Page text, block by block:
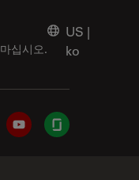
십시오.
US |
ko
YouTubeGlassdoor